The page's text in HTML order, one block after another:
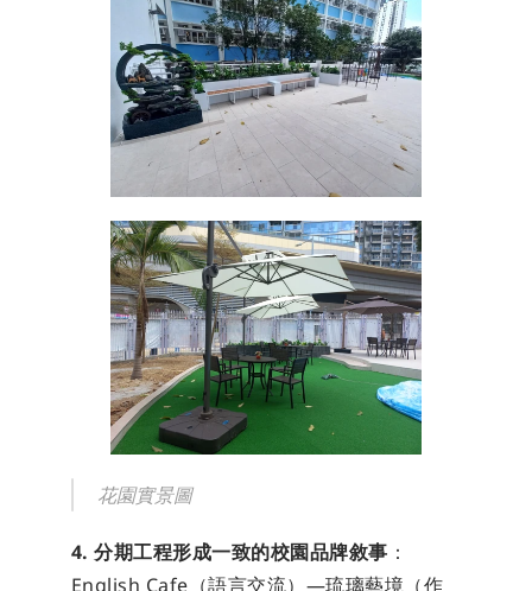
花園實景圖
4. 分期工程形成一致的校園品牌敘事 ：
English Cafe（語言交流）—琉璃藝境（作